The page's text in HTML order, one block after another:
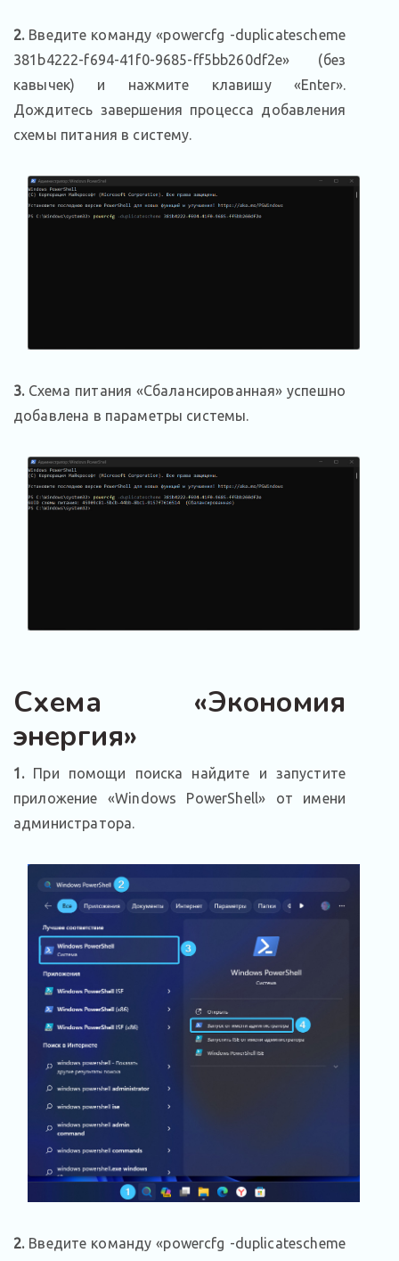
2.Введите команду «powercfg -duplicatescheme
381b4222-f694-41f0-9685-ff5bb260df2e» (без
кавычек) и нажмите клавишу «Enter».
Дождитесь завершения процесса добавления
схемы питания в систему.
3.Схема питания «Сбалансированная» успешно
добавлена в параметры системы.
Схема «Экономия
энергия»
1.При помощи поиска найдите и запустите
приложение «Windows PowerShell» от имени
администратора.
2. Введите команду «powercfg -duplicatescheme